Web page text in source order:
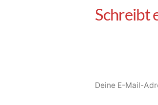
Deine E-Mail-